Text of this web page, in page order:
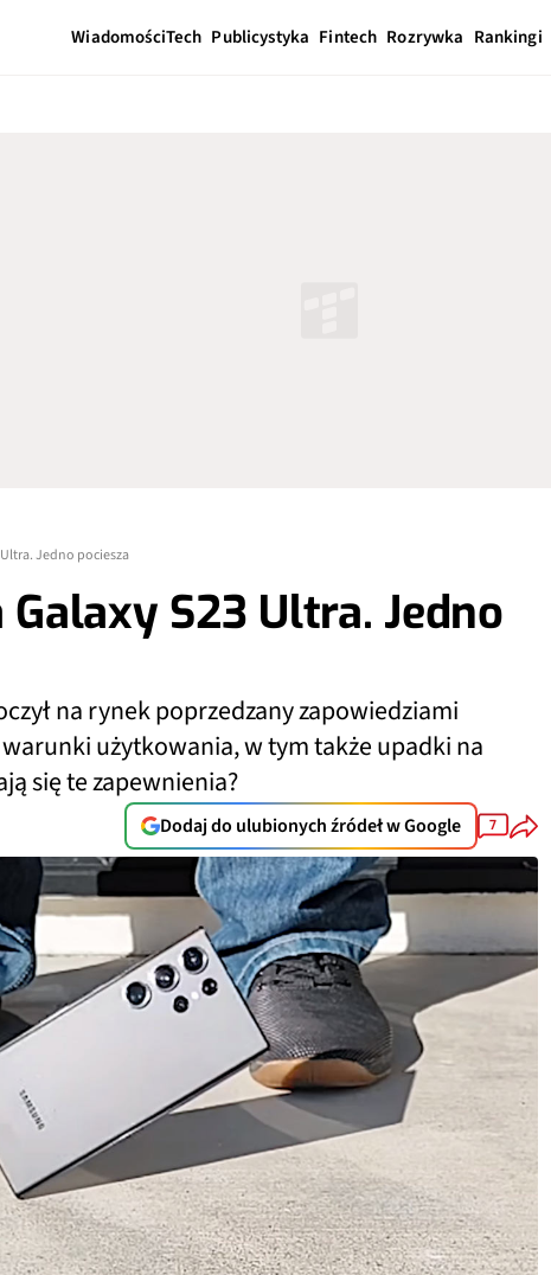
WiadomościTech Publicystyka Fintech Rozrywka Rankingi
Jedno pociesza
S23 Ultra. Jedno
na rynek poprzedzany zapowiedziami
użytkowania, w tym także upadki na
się te zapewnienia?
Dodaj do ulubionych źródeł w Google 7